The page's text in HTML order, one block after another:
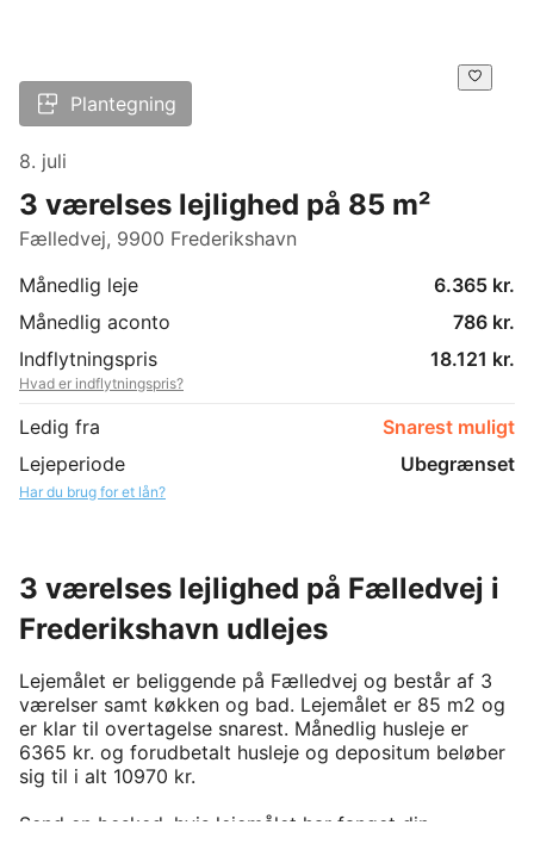
Plantegning
8. juli
3 værelses lejlighed på 85 m²
Fælledvej, 9900 Frederikshavn
Månedlig leje
6.365 kr.
Månedlig aconto
786 kr.
Indflytningspris
18.121 kr.
Hvad er indflytningspris?
Ledig fra
Snarest muligt
Lejeperiode
Ubegrænset
Har du brug for et lån?
3 værelses lejlighed på Fælledvej i
Frederikshavn udlejes
Lejemålet er beliggende på Fælledvej og består af 3
værelser samt køkken og bad. Lejemålet er 85 m2 og
er klar til overtagelse snarest. Månedlig husleje er
6365 kr. og forudbetalt husleje og depositum beløber
sig til i alt 10970 kr.
Send en besked, hvis lejemålet har fanget din